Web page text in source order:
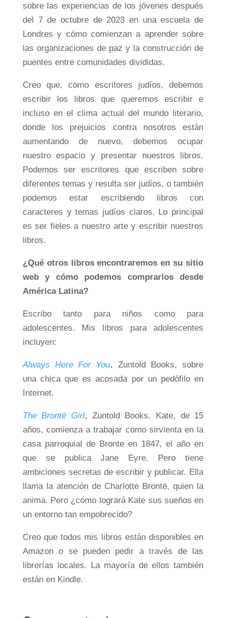
sobre las experiencias de los jóvenes después
del 7 de octubre de 2023 en una escuela de
Londres y cómo comienzan a aprender sobre
las organizaciones de paz y la construcción de
puentes entre comunidades divididas.
Creo que, como escritores judíos, debemos
escribir los libros que queremos escribir e
incluso en el clima actual del mundo literario,
donde los prejuicios contra nosotros están
aumentando de nuevo, debemos ocupar
nuestro espacio y presentar nuestros libros.
Podemos ser escritores que escriben sobre
diferentes temas y resulta ser judíos, o también
podemos estar escribiendo libros con
caracteres y temas judíos claros. Lo principal
es ser fieles a nuestro arte y escribir nuestros
libros.
¿Qué otros libros encontraremos en su sitio
web y cómo podemos comprarlos desde
América Latina?
Escribo tanto para niños como para
adolescentes. Mis libros para adolescentes
incluyen:
Always Here For You, Zuntold Books, sobre
una chica que es acosada por un pedófilo en
Internet.
The Brontë Girl, Zuntold Books. Kate, de 15
años, comienza a trabajar como sirvienta en la
casa parroquial de Bronte en 1847, el año en
que se publica Jane Eyre. Pero tiene
ambiciones secretas de escribir y publicar. Ella
llama la atención de Charlotte Brontë, quien la
anima. Pero ¿cómo logrará Kate sus sueños en
un entorno tan empobrecido?
Creo que todos mis libros están disponibles en
Amazon o se pueden pedir a través de las
librerías locales. La mayoría de ellos también
están en Kindle.